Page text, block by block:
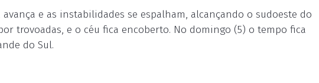
e as instabilidades se espalham, alcançando o sudoeste do
trovoadas, e o céu fica encoberto. No domingo (5) o tempo fica
do Sul.